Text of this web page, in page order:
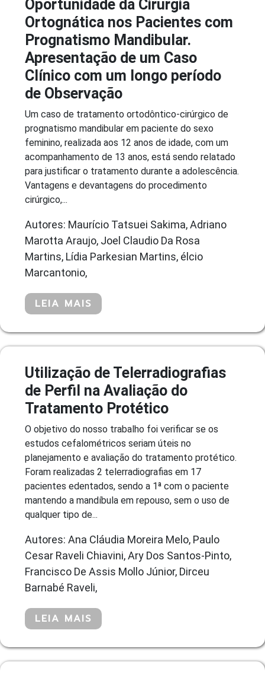
Oportunidade da Cirurgia
Ortognática nos Pacientes com
Prognatismo Mandibular.
Apresentação de um Caso
Clínico com um longo período
de Observação
Um caso de tratamento ortodôntico-cirúrgico de
prognatismo mandibular em paciente do sexo
feminino, realizada aos 12 anos de idade, com um
acompanhamento de 13 anos, está sendo relatado
para justificar o tratamento durante a adolescência.
Vantagens e devantagens do procedimento
cirúrgico,...
Autores: Maurício Tatsuei Sakima, Adriano
Marotta Araujo, Joel Claudio Da Rosa
Martins, Lídia Parkesian Martins, élcio
Marcantonio,
LEIA MAIS
Utilização de Telerradiografias
de Perfil na Avaliação do
Tratamento Protético
O objetivo do nosso trabalho foi verificar se os
estudos cefalométricos seriam úteis no
planejamento e avaliação do tratamento protético.
Foram realizadas 2 telerradiografias em 17
pacientes edentados, sendo a 1ª com o paciente
mantendo a mandíbula em repouso, sem o uso de
qualquer tipo de...
Autores: Ana Cláudia Moreira Melo, Paulo
Cesar Raveli Chiavini, Ary Dos Santos-Pinto,
Francisco De Assis Mollo Júnior, Dirceu
Barnabé Raveli,
LEIA MAIS